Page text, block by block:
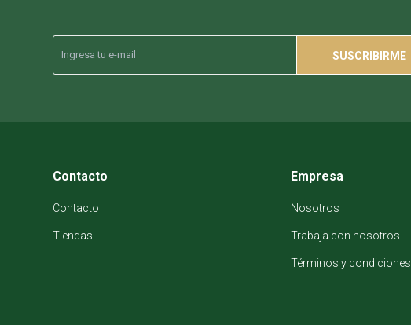
SUSCRIBIRME
Contacto
Contacto
Tiendas
Empresa
Nosotros
Trabaja con nosotros
Términos y condiciones